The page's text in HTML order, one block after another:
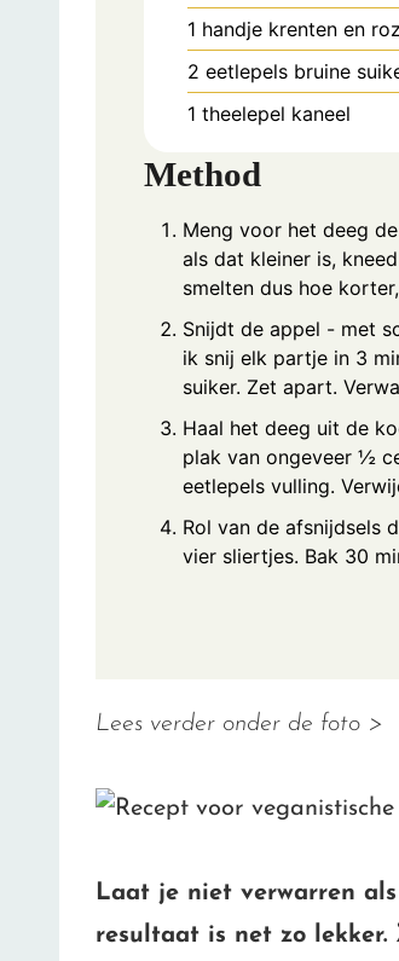
1 handje krenten en
2 eetlepels bruine
1 theelepel kaneel
Method
Meng voor het deeg
als dat kleiner is,
smelten dus hoe
Snijdt de appel - met
ik snij elk partje in 3
suiker. Zet apart.
Haal het deeg uit de
plak van ongeveer ½
eetlepels vulling.
Rol van de afsnijdsels
vier sliertjes. Bak 30
Lees verder onder de foto >
Laat je niet verwarren
resultaat is net zo